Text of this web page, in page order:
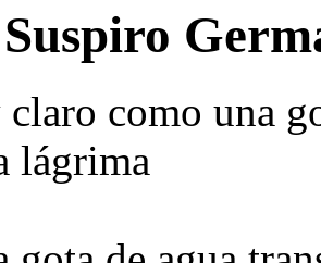
como una
lágrima